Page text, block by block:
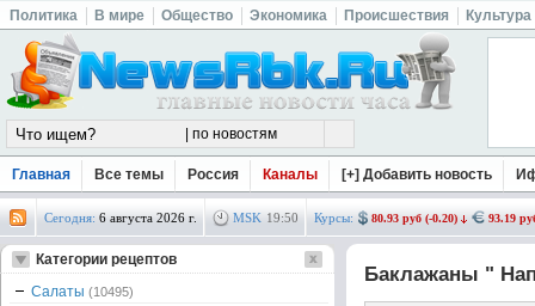
Политика В мире Общество Экономика Происшествия Культура
Главная Все темы Россия Каналы [+] Добавить новость
Сегодня: 6 августа 2026 г. MSK 19:50 Курсы: 80.93 руб (-0.20) 93.19
Баклажаны "
Категории рецептов
Салаты (10495)